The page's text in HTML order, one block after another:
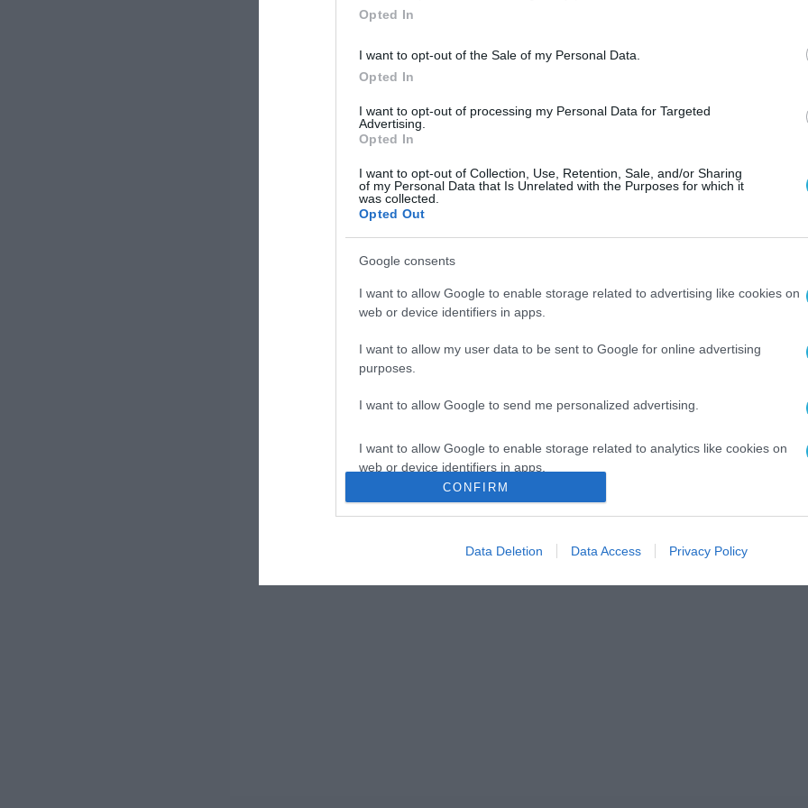
Opted In
I want to opt-out of the Sale of my Personal Data.
Opted In
I want to opt-out of processing my Personal Data for Targeted
Advertising.
Opted In
I want to opt-out of Collection, Use, Retention, Sale, and/or Sharing
of my Personal Data that Is Unrelated with the Purposes for which it
was collected.
Opted Out
Google consents
I want to allow Google to enable storage related to advertising like cookies on
web or device identifiers in apps.
I want to allow my user data to be sent to Google for online advertising
purposes.
I want to allow Google to send me personalized advertising.
I want to allow Google to enable storage related to analytics like cookies on
web or device identifiers in apps.
I want to allow Google to enable storage related to functionality of the website
I want to allow Google to enable storage related to personalization.
CONFIRM
Data Deletion Data Access Privacy Policy